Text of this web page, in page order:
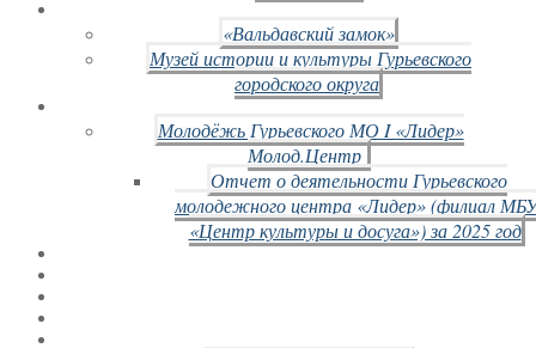
«Вальдавский замок»
Музей истории и культуры Гурьевского
городского округа
Молодёжь Гурьевского МО I «Лидер»
Молод.Центр
Отчет о деятельности Гурьевского
молодежного центра «Лидер» (филиал
«Центр культуры и досуга») за 2025 год